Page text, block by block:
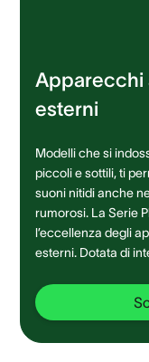
Apparecchi
esterni
Modelli che si
piccoli e sottili, ti
suoni nitidi anche
rumorosi. La Serie
l’eccellenza degli
esterni. Dotata di
una comprensione
senza precedenti.